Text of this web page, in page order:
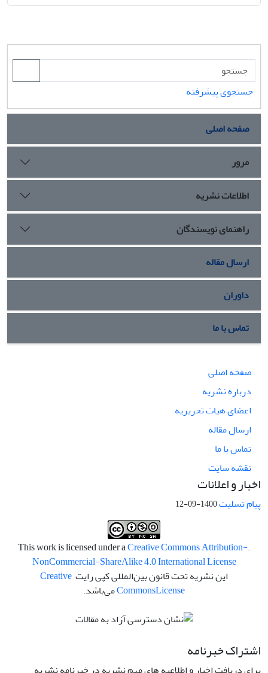
جستجوی پیشرفته
صفحه اصلی
مرور
اطلاعات نشریه
راهنمای نویسندگان
ارسال مقاله
داوران
تماس با ما
صفحه اصلی
درباره نشریه
اعضای هیات تحریریه
ارسال مقاله
تماس با ما
نقشه سایت
اخبار و اعلانات
پیام تسلیت1400-09-12
.This work is licensed under a
Creative Commons Attribution-
NonCommercial-ShareAlike 4.0 International License
این نشریه تحت قانون بین‌المللی کپی رایت Creative
CommonsLicense می‌باشد.
اشتراک خبرنامه